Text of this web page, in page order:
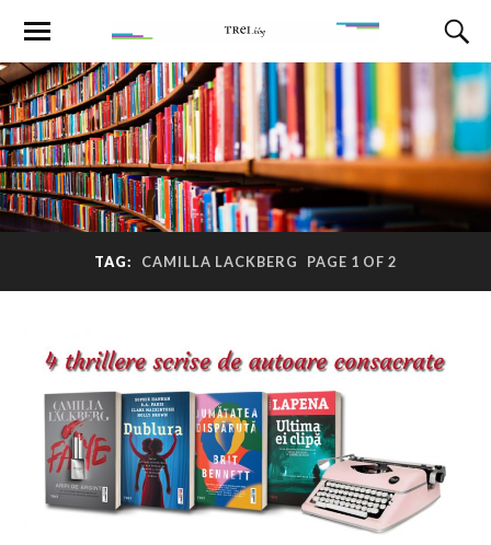
TAG: CAMILLA LACKBERG PAGE 1 OF 2